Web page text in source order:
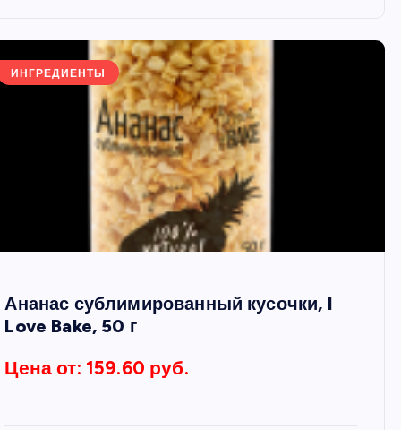
ИНГРЕДИЕНТЫ
Ананас сублимированный кусочки, I
Love Bake, 50 г
Цена от: 159.60 руб.